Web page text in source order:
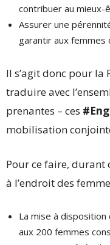
contribuer au
Assurer une
garantir aux femmes
Il s’agit donc pour la
traduire avec
prenantes – ces
mobilisation
Pour ce faire,
à l’endroit des
La mise à
aux 200 femmes